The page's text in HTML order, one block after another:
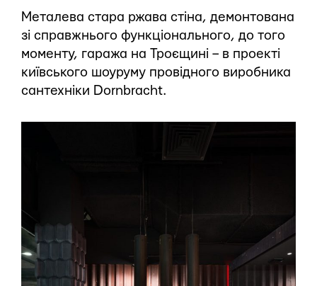
Металева стара ржава стіна, демонтована
зі справжнього функціонального, до того
моменту, гаража на Троєщині – в проекті
київського шоуруму провідного виробника
сантехніки Dornbracht.